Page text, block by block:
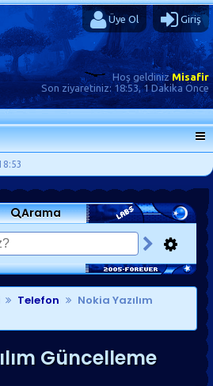
Üye Ol Giriş
Hoş geldinizMisafir
Son ziyaretiniz: 18:53, 1 Dakika Önce
Arama
Telefon
Nokia Yazılım
Güncelleme